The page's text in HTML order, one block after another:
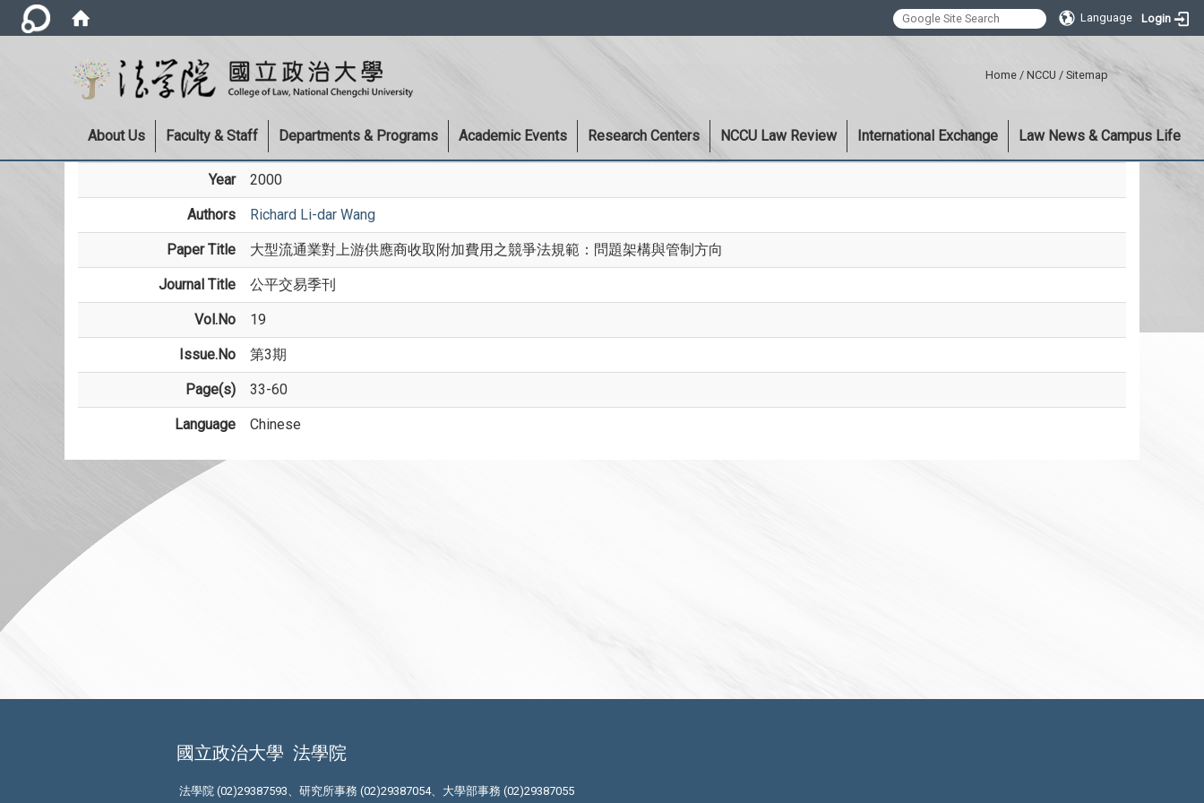
Language Login
Home / NCCU / Sitemap
About Us Faculty & Staff Departments & Programs Academic Events Research Centers NCCU Law Review International Exchange Law News & Campus Life
Year 2000
Authors Richard Li-dar Wang
Paper Title 大型流通業對上游供應商收取附加費用之競爭法規範：問題架構與管制方向
Journal Title 公平交易季刊
Vol.No 19
Issue.No 第3期
Page(s) 33-60
Language Chinese
國立政治大學 法學院
法學院 (02)29387593、研究所事務 (02)29387054、大學部事務 (02)29387055